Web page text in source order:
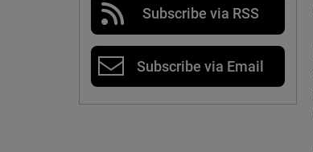
Subscribe via RSS
Subscribe via Email